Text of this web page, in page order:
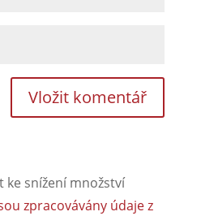
ke snížení množství
zpracovávány údaje z